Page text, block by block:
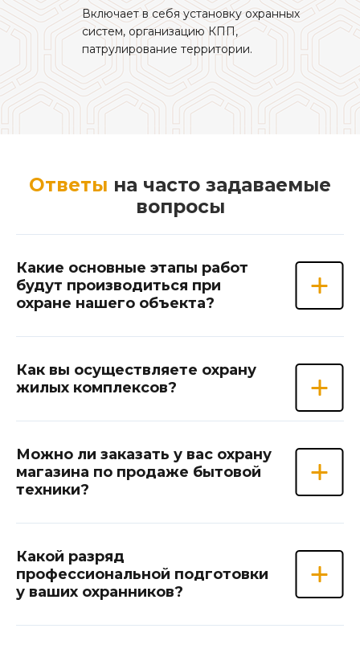
Включает в себя установку охранных
систем, организацию КПП,
патрулирование территории.
Ответы на часто задаваемые
вопросы
Какие основные этапы работ
будут производиться при
охране нашего объекта?
Как вы осуществляете охрану
жилых комплексов?
Можно ли заказать у вас охрану
магазина по продаже бытовой
техники?
Какой разряд
профессиональной подготовки
у ваших охранников?